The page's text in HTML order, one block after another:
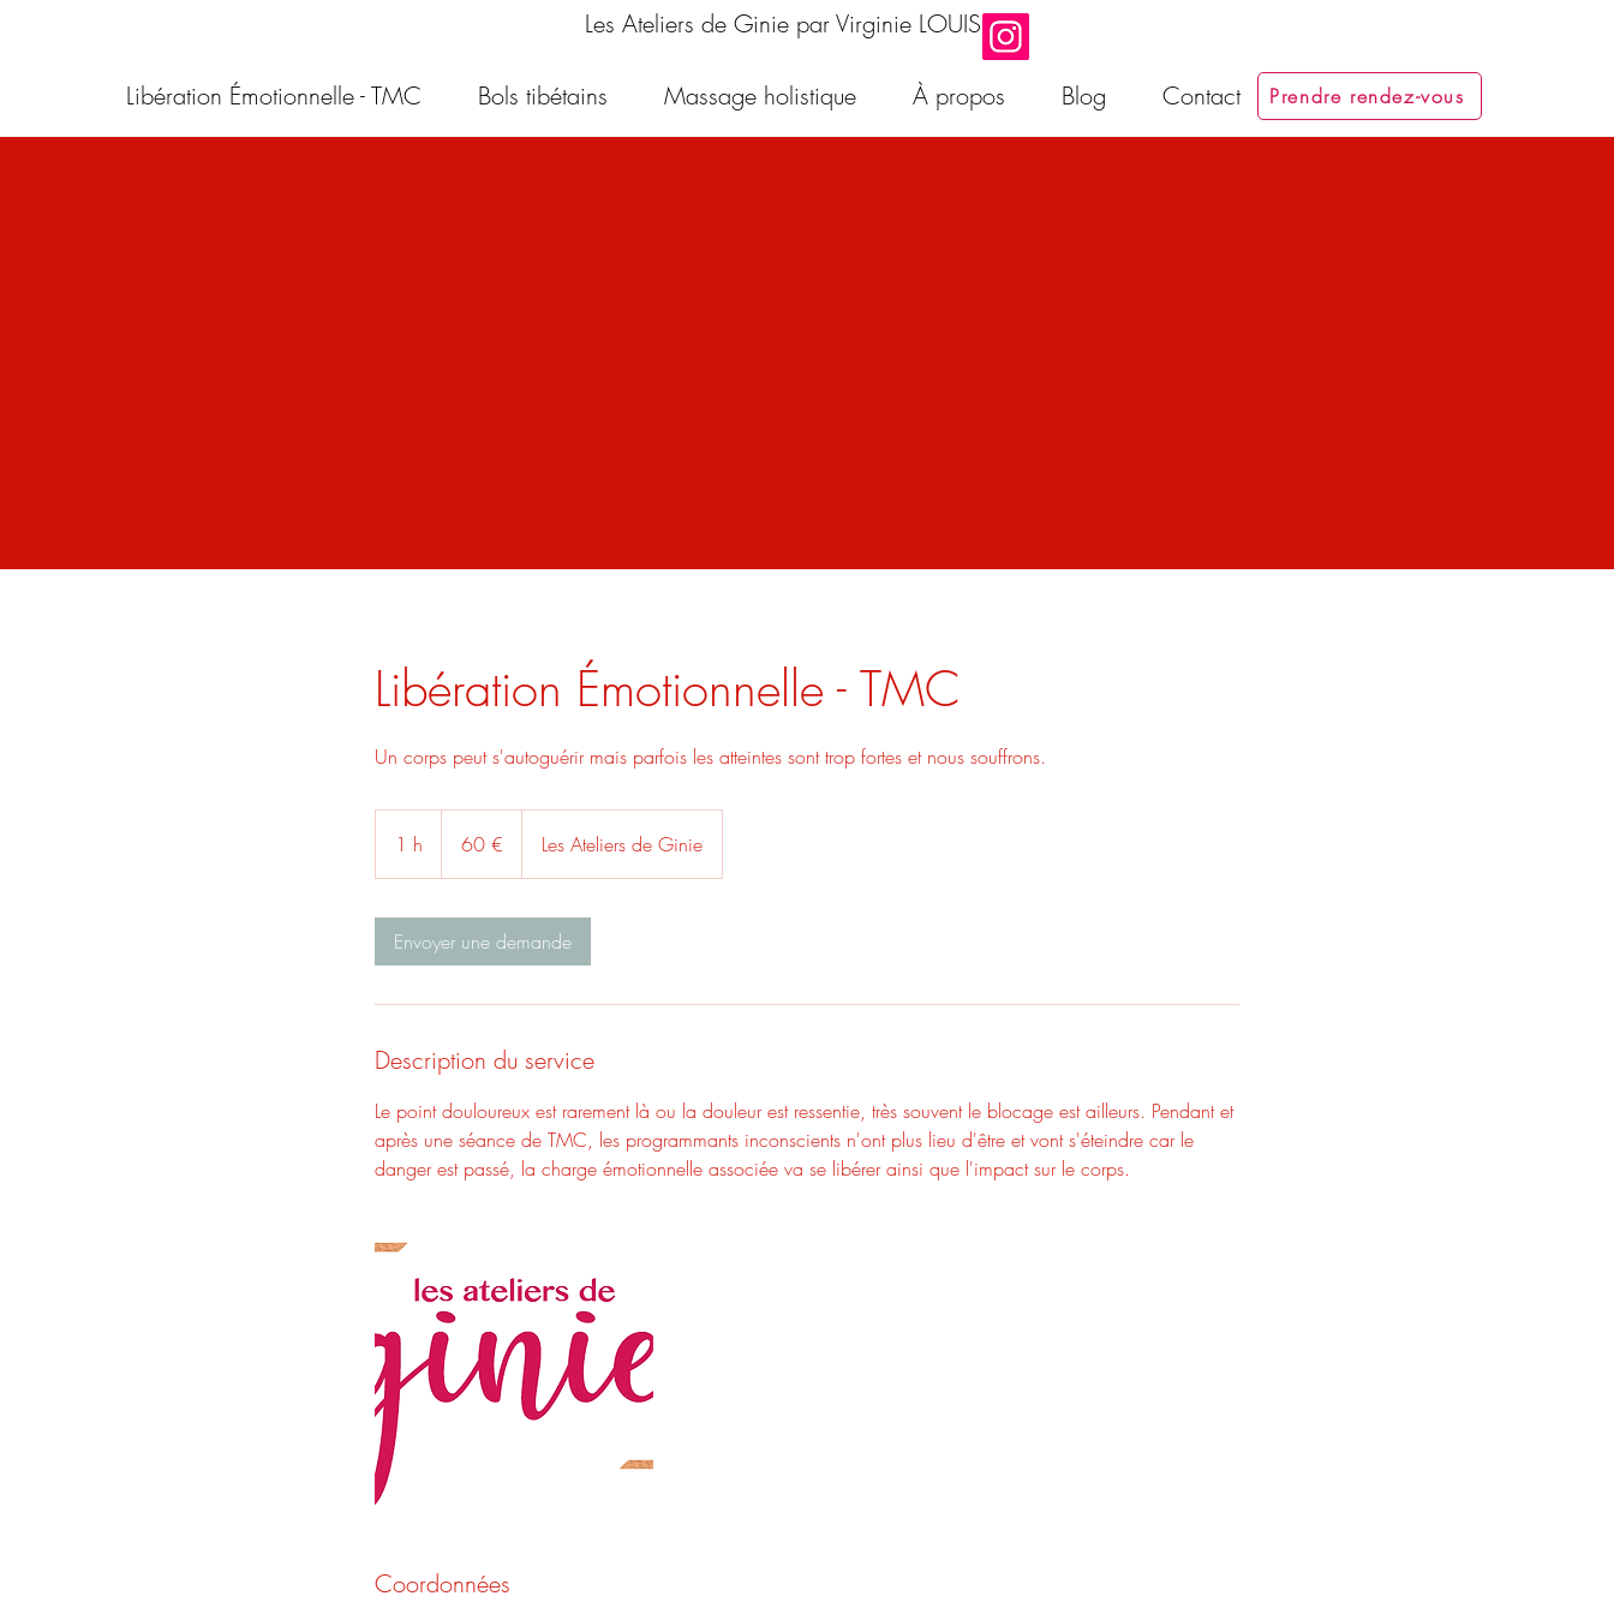
Les Ateliers de Ginie par Virginie LOUIS
Libération Émotionnelle - TMC Bols tibétains Massage holistique À propos Blog Contact Prendre rendez-vous
Libération Émotionnelle - TMC
Un corps peut s'autoguérir mais parfois les atteintes sont trop fortes et nous souffrons.
1 h 60 € Les Ateliers de Ginie
Envoyer une demande
Description du service
Le point douloureux est rarement là ou la douleur est ressentie, très souvent le blocage est ailleurs. Pendant et
après une séance de TMC, les programmants inconscients n'ont plus lieu d'être et vont s'éteindre car le
danger est passé, la charge émotionnelle associée va se libérer ainsi que l'impact sur le corps.
Coordonnées